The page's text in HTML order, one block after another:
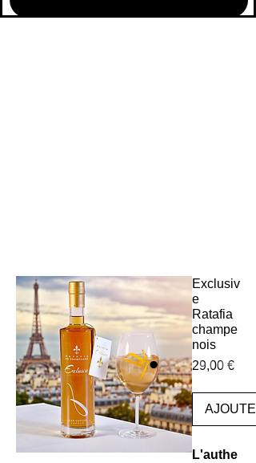
Exclusiv
e
Ratafia
champe
nois
29,00 €Prix
L'authe